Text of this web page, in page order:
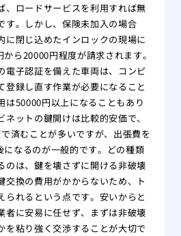
、ロードサービスを利用すれば無
す。しかし、保険未加入の場合
に閉じ込めたインロックの現場に
ら20000円程度が請求されます。
電子認証を備えた車両は、コンピ
登録し直す作業が必要になること
は50000円以上になることもあり
ットの鍵開けは比較的安価で、
済むことが多いですが、出張費を
なるのが一般的です。どの種類
のは、鍵を壊さずに開ける非破壊
交換の費用がかからないため、ト
られるという点です。安いからと
者に安易に任せず、まずは非破壊
を粘り強く交渉することが大切で